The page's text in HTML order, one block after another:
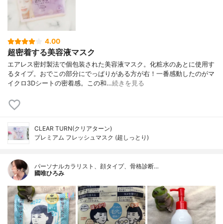
4.00
超密着する美容液マスク
エアレス密封製法で個包装された美容液マスク。化粧水のあとに使用す
るタイプ。おでこの部分にでっぱりがある方が右！一番感動したのがマ
イクロ3Dシートの密着感。この和…続きを見る
CLEAR TURN(クリアターン)
プレミアム フレッシュマスク (超しっとり)
パーソナルカラリスト、顔タイプ、骨格診断…
國唯ひろみ